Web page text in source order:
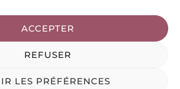
ACCEPTER
REFUSER
LES PRÉFÉRENCES
2026 AM Studio Webdesign
de confidentialité
de cookies (UE)